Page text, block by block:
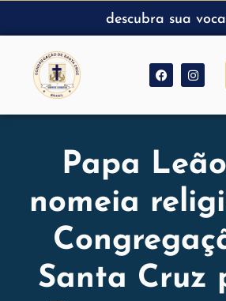
descubra sua
Papa
nomeia
Santa Cruz